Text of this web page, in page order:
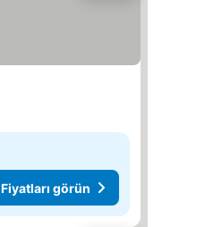
Fiyatları görün